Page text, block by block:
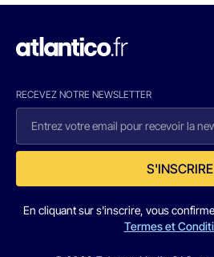
RECEVEZ NOTRE NEWSLETTER
S'INSCRIRE
En cliquant sur s'inscrire, vous
Termes et